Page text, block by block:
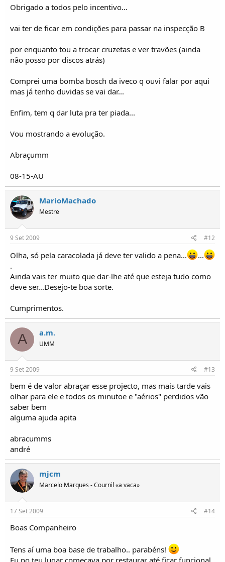
Obrigado a todos pelo incentivo...
vai ter de ficar em condições para passar na inspecção B
por enquanto tou a trocar cruzetas e ver travões (ainda
não posso por discos atrás)
Comprei uma bomba bosch da iveco q ouvi falar por aqui
mas já tenho duvidas se vai dar...
Enfim, tem q dar luta pra ter piada...
Vou mostrando a evolução.
Abraçumm
08-15-AU
MarioMachado
Mestre
9 Set 2009 #12
Olha, só pela caracolada já deve ter valido a pena...
...
.
Ainda vais ter muito que dar-lhe até que esteja tudo como
deve ser...Desejo-te boa sorte.
Cumprimentos.
A a.m.
UMM
9 Set 2009 #13
bem é de valor abraçar esse projecto, mas mais tarde vais
olhar para ele e todos os minutoe e "aérios" perdidos vão
saber bem
alguma ajuda apita
abracumms
andré
mjcm
Marcelo Marques - Cournil «a vaca»
17 Set 2009 #14
Boas Companheiro
Tens aí uma boa base de trabalho.. parabéns!
Eu no teu lugar começava por restaurar até ficar funcional